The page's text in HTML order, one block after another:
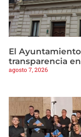
El
transparencia
agosto 7, 2026